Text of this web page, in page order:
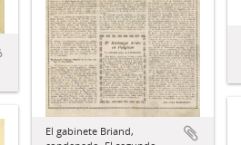
El gabinete Briand,